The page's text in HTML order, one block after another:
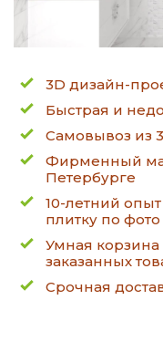
3D дизайн-
Быстрая и
Самовывоз из
Фирменный
Петербурге
10-летний
плитку по фото
Умная
заказанных
Срочная